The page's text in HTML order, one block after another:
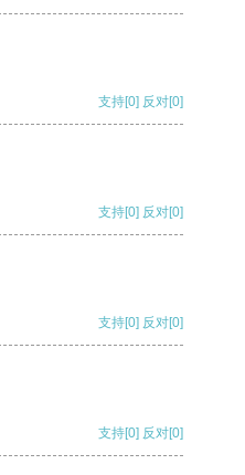
支持[0] 反对[0]
支持[0] 反对[0]
支持[0] 反对[0]
支持[0] 反对[0]